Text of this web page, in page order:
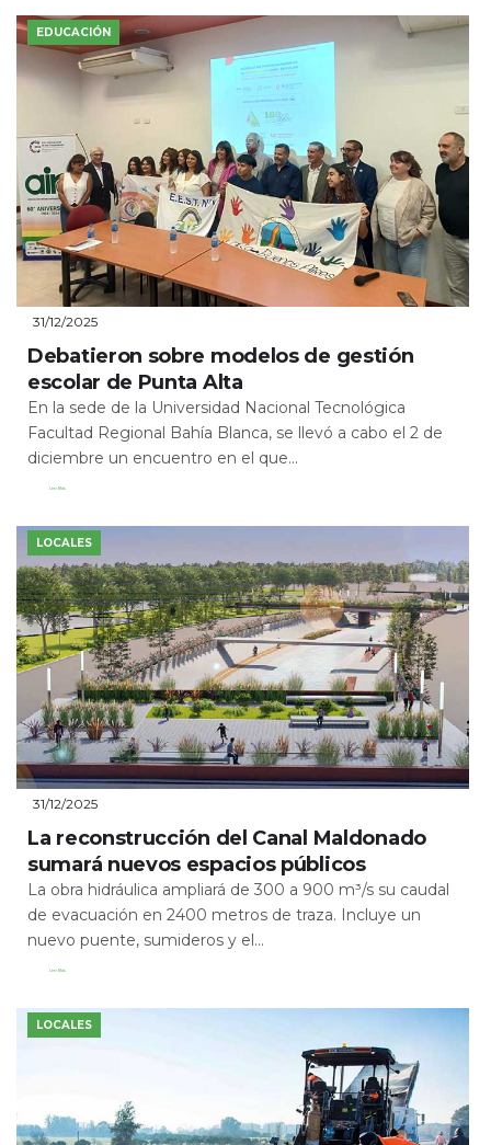
EDUCACIÓN
31/12/2025
Debatieron sobre modelos de gestión
escolar de Punta Alta
En la sede de la Universidad Nacional Tecnológica
Facultad Regional Bahía Blanca, se llevó a cabo el 2 de
diciembre un encuentro en el que...
Leer Más
LOCALES
31/12/2025
La reconstrucción del Canal Maldonado
sumará nuevos espacios públicos
La obra hidráulica ampliará de 300 a 900 m³/s su caudal
de evacuación en 2400 metros de traza. Incluye un
nuevo puente, sumideros y el...
Leer Más
LOCALES